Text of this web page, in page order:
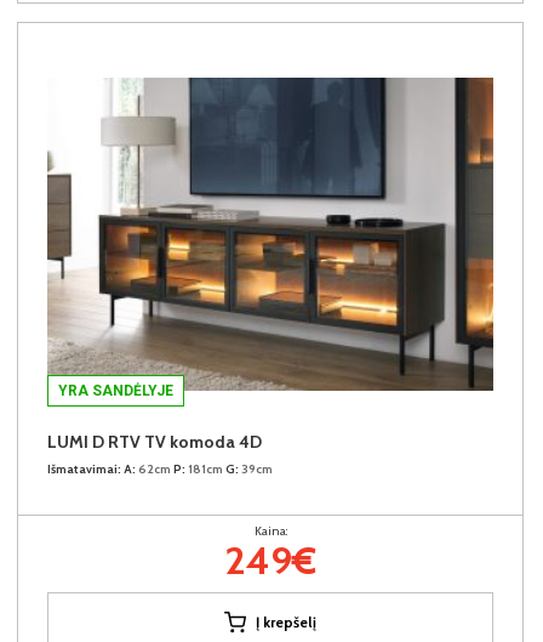
YRA SANDĖLYJE
LUMI D RTV TV komoda 4D
Išmatavimai: A: 62cm P: 181cm G: 39cm
Kaina:
249€
Į krepšelį